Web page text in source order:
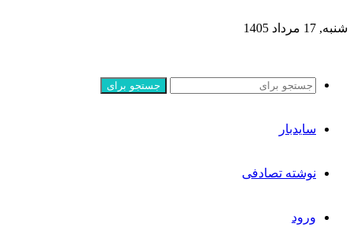
شنبه, 17 مرداد 1405
جستجو برای
سایدبار
نوشته تصادفی
ورود